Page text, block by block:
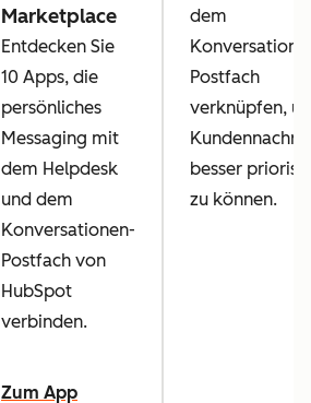
Marketplace
Entdecken Sie
10 Apps, die
persönliches
Messaging mit
dem Helpdesk
und dem
Konversationen-
Postfach von
HubSpot
verbinden.
Zum App
dem
Postfach
verknüpfen,
besser
zu können.